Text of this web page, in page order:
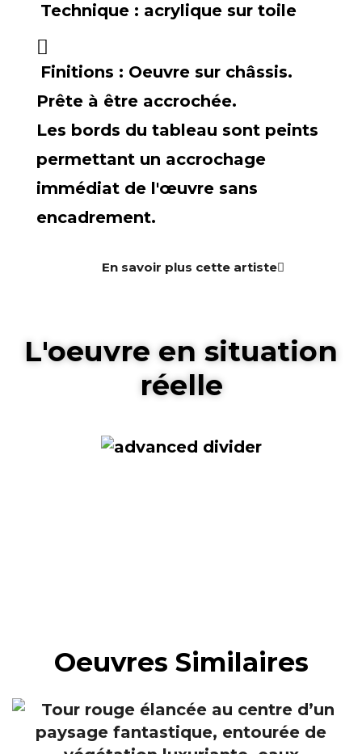
Technique : acrylique sur toile
Finitions : Oeuvre sur châssis.
Prête à être accrochée.
Les bords du tableau sont peints
permettant un accrochage
immédiat de l'œuvre sans
encadrement.
En savoir plus cette artiste
L'oeuvre en situation
réelle
Oeuvres Similaires